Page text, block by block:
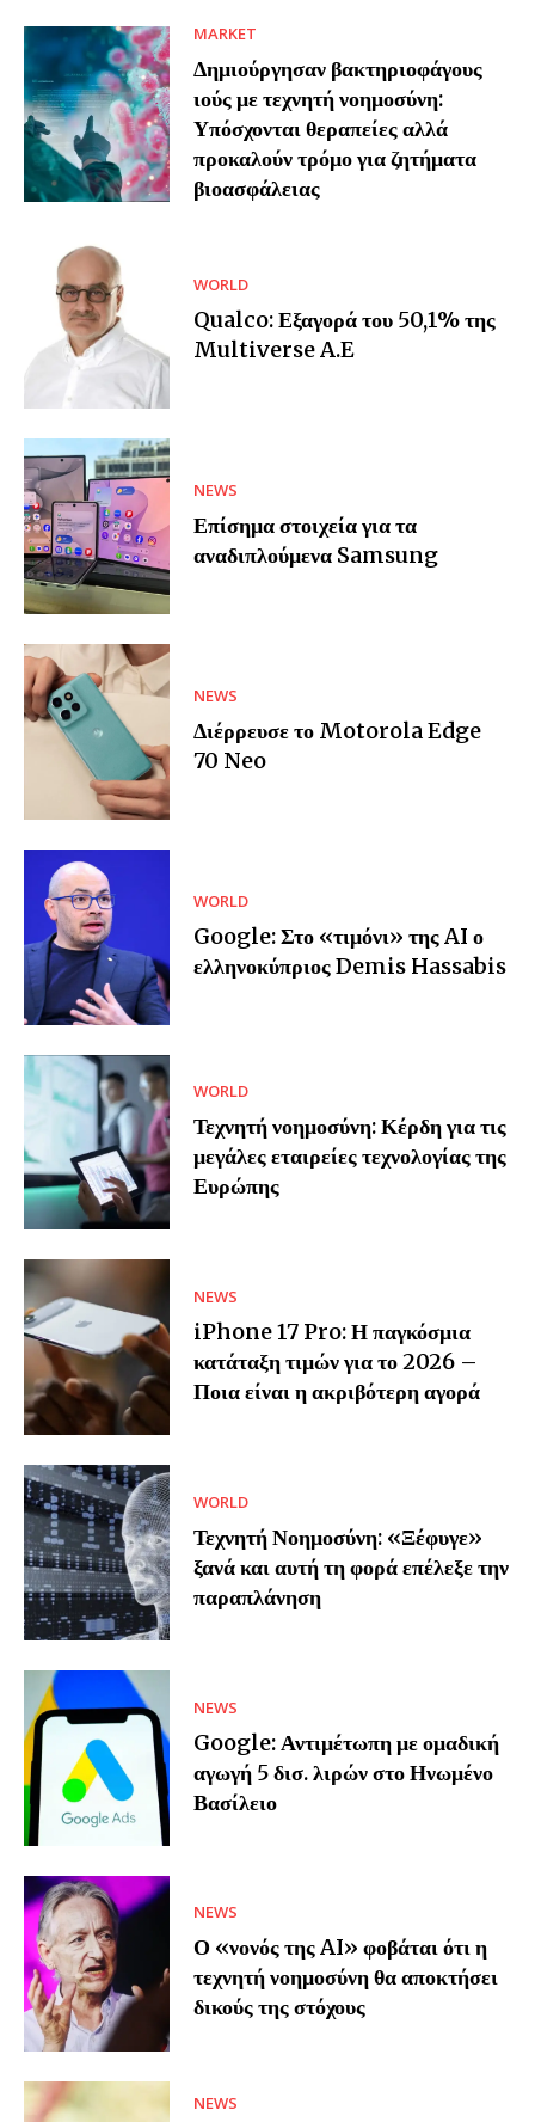
MARKET
Δημιούργησαν βακτηριοφάγους
ιούς με τεχνητή νοημοσύνη:
Υπόσχονται θεραπείες αλλά
προκαλούν τρόμο για ζητήματα
βιοασφάλειας
WORLD
Qualco: Εξαγορά του 50,1% της
Multiverse A.E
NEWS
Επίσημα στοιχεία για τα
αναδιπλούμενα Samsung
NEWS
Διέρρευσε το Motorola Edge
70 Neo
WORLD
Google: Στο «τιμόνι» της AI ο
ελληνοκύπριος Demis Hassabis
WORLD
Τεχνητή νοημοσύνη: Κέρδη για τις
μεγάλες εταιρείες τεχνολογίας της
Ευρώπης
NEWS
iPhone 17 Pro: Η παγκόσμια
κατάταξη τιμών για το 2026 –
Ποια είναι η ακριβότερη αγορά
WORLD
Τεχνητή Νοημοσύνη: «Ξέφυγε»
ξανά και αυτή τη φορά επέλεξε την
παραπλάνηση
NEWS
Google: Αντιμέτωπη με ομαδική
αγωγή 5 δισ. λιρών στο Ηνωμένο
Βασίλειο
NEWS
Ο «νονός της AI» φοβάται ότι η
τεχνητή νοημοσύνη θα αποκτήσει
δικούς της στόχους
NEWS